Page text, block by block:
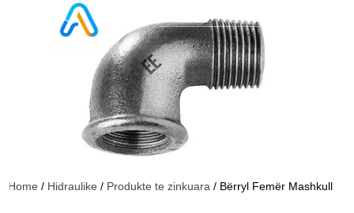
Home / Hidraulike / Produkte te zinkuara / Bërryl Femër Mashkull